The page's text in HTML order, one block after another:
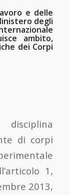
e delle
degli
ambito,
dei Corpi
di corpi
1,
2013,